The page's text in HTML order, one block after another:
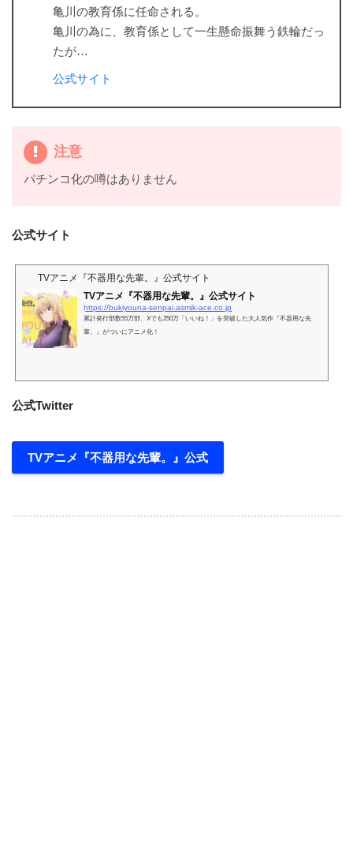
亀川の教育係に任命される。
亀川の為に、教育係として一生懸命振舞う鉄輪だっ
たが…
公式サイト
注意
パチンコ化の噂はありません
公式サイト
TVアニメ『不器用な先輩。』公式サイト
TVアニメ『不器用な先輩。』公式サイト
https://bukiyouna-senpai.asmik-ace.co.jp
累計発行部数55万部、Xでも250万「いいね！」を突破した大人気作『不器用な先
輩。』がついにアニメ化！
公式Twitter
TVアニメ『不器用な先輩。』公式